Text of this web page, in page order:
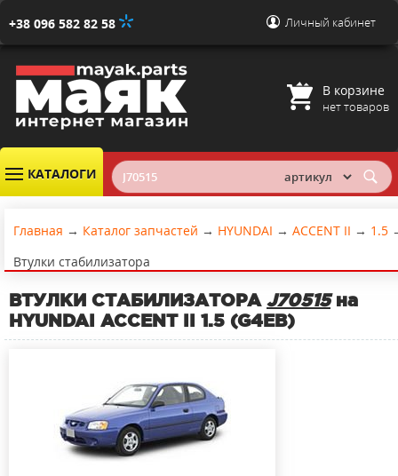
+38 096 582 82 58 Личный кабинет
В корзине
нет товаров
КАТАЛОГИ
Главная → Каталог запчастей → HYUNDAI → ACCENT II → 1.5
Втулки стабилизатора
ВТУЛКИ СТАБИЛИЗАТОРА J70515на
HYUNDAI ACCENT II 1.5 (G4EB)